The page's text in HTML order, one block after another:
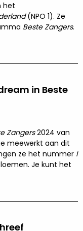
het
(NPO 1). Ze
Beste Zangers.
in Beste
Zangers2024 van
meewerkt aan dit
ze het nummer I
Je kunt het